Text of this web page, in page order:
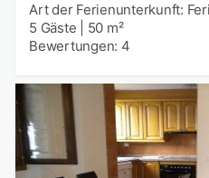
Art der Ferienunterkunft:
5 Gäste
50 m²
Bewertungen: 4